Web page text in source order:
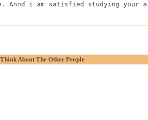
i am satisfied studying your
About The Other People